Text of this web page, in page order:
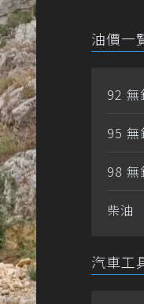
油價一
92 無
95 無
98 無
柴油
汽車工